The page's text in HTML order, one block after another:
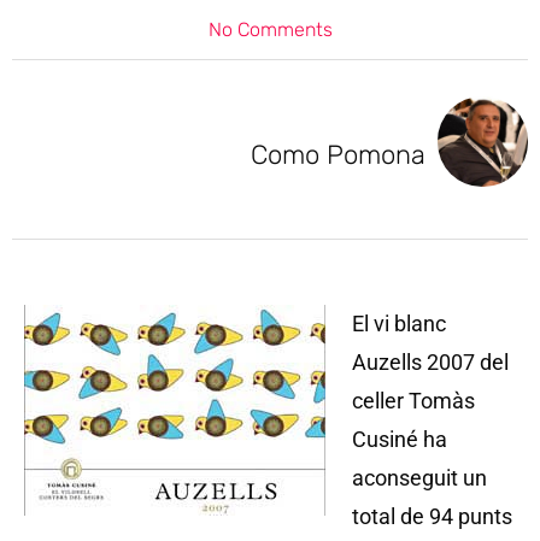
No Comments
Como Pomona
El vi blanc
Auzells 2007 del
celler Tomàs
Cusiné ha
aconseguit un
total de 94 punts